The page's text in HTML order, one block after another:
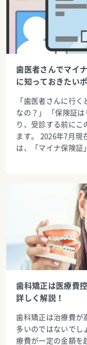
歯医者さんでマイ
に知っておきたい
「歯医者さんに行
なの？」 「保険証
り、受診する前にこ
ます。 2026年7月現
は、「マイナ保険証
歯科矯正は医療費
詳しく解説！
歯科矯正は治療費が
多いのではないでし
療費が一定の金額を